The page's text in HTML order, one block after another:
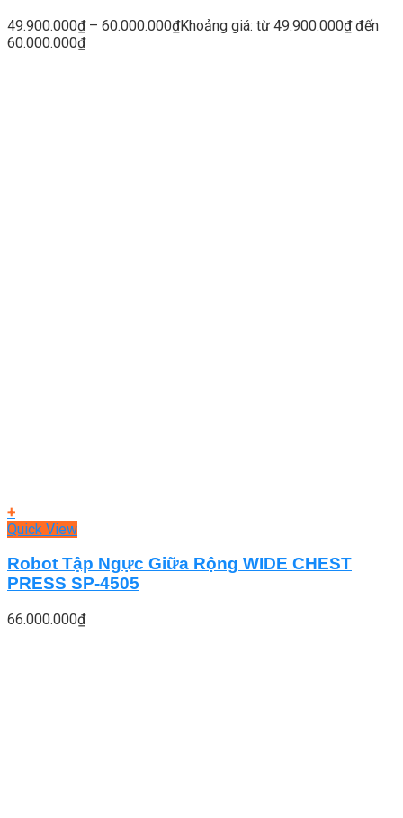
49.900.000₫ – 60.000.000₫Khoảng giá: từ 49.900.000₫ đến
60.000.000₫
+
Quick View
Robot Tập Ngực Giữa Rộng WIDE CHEST
PRESS SP-4505
66.000.000₫